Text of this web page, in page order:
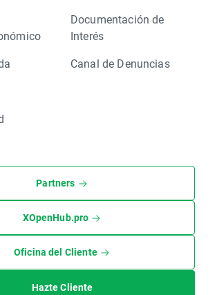
Documentación de
Interés
Canal de Denuncias
Partners
XOpenHub.pro
Oficina del Cliente
Hazte Cliente